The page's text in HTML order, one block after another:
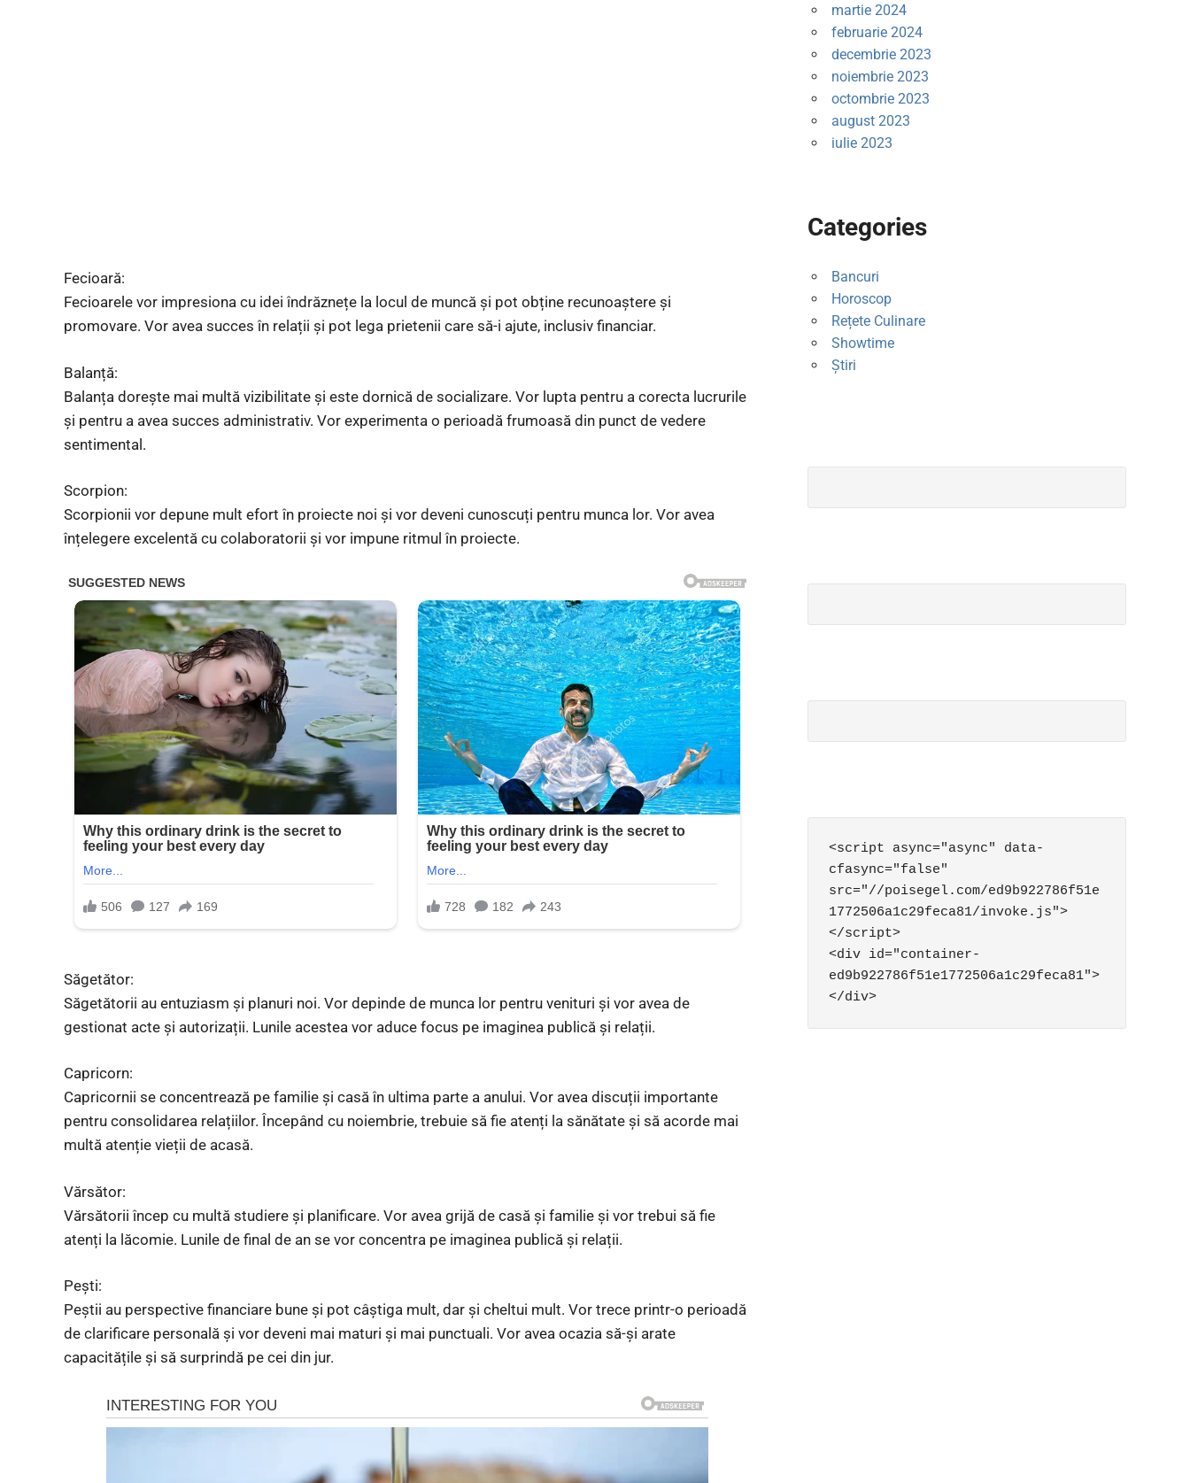
Fecioară:
Fecioarele vor impresiona cu idei îndrăznețe la locul de muncă și pot obține recunoaștere și
promovare. Vor avea succes în relații și pot lega prietenii care să-i ajute, inclusiv financiar.
Balanță:
Balanța dorește mai multă vizibilitate și este dornică de socializare. Vor lupta pentru a corecta lucrurile
și pentru a avea succes administrativ. Vor experimenta o perioadă frumoasă din punct de vedere
sentimental.
Scorpion:
Scorpionii vor depune mult efort în proiecte noi și vor deveni cunoscuți pentru munca lor. Vor avea
înțelegere excelentă cu colaboratorii și vor impune ritmul în proiecte.
Săgetător:
Săgetătorii au entuziasm și planuri noi. Vor depinde de munca lor pentru venituri și vor avea de
gestionat acte și autorizații. Lunile acestea vor aduce focus pe imaginea publică și relații.
Capricorn:
Capricornii se concentrează pe familie și casă în ultima parte a anului. Vor avea discuții importante
pentru consolidarea relațiilor. Începând cu noiembrie, trebuie să fie atenți la sănătate și să acorde mai
multă atenție vieții de acasă.
Vărsător:
Vărsătorii încep cu multă studiere și planificare. Vor avea grijă de casă și familie și vor trebui să fie
atenți la lăcomie. Lunile de final de an se vor concentra pe imaginea publică și relații.
Pești:
Peștii au perspective financiare bune și pot câștiga mult, dar și cheltui mult. Vor trece printr-o perioadă
de clarificare personală și vor deveni mai maturi și mai punctuali. Vor avea ocazia să-și arate
capacitățile și să surprindă pe cei din jur.
martie 2024
februarie 2024
decembrie 2023
noiembrie 2023
octombrie 2023
august 2023
iulie 2023
Categories
Bancuri
Horoscop
Rețete Culinare
Showtime
Știri
<script async="async" data-
cfasync="false"
src="//poisegel.com/ed9b922786f51e
1772506a1c29feca81/invoke.js">
</script>
<div id="container-
ed9b922786f51e1772506a1c29feca81">
</div>